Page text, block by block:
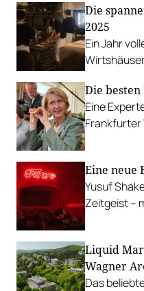
Die
2025
Ein Jahr
Stück
Die
Eine
Frankfurter
Eine neue
Yusuf
Zeitgeist –
Liquid
Wagner
Das